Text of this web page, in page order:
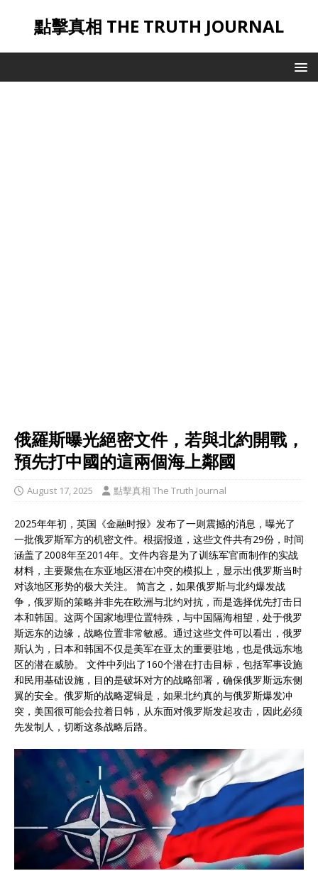
點擊真相 THE TRUTH JOURNAL
俄羅斯曝光絕密文件，若與北約開戰，
預先打中國的這兩個海上鄰國
August 17, 2025 點擊真相 The Truth Journal
2025年年初，英国《金融时报》发布了一则震撼的消息，曝光了
一批俄罗斯军方的机密文件。根据报道，这些文件共有29份，时间
涵盖了2008年至2014年。文件内容是为了训练军官而制作的实战
材料，主要聚焦在东亚地区潜在冲突的模拟上，显示出俄罗斯当时
对该地区形势的极大关注。 简言之，如果俄罗斯与北约爆发战
争，俄罗斯的策略并非先在欧洲与北约对抗，而是选择优先打击日
本和韩国。这两个国家地理位置特殊，与中国隔海相望，处于俄罗
斯远东的边缘，战略位置非常敏感。通过这些文件可以看出，俄罗
斯认为，日本和韩国不仅是美军在亚太的重要驻地，也是俄远东地
区的潜在威胁。 文件中列出了160个潜在打击目标，包括军事设施
和民用基础设施，目的是破坏对方的战略部署，确保俄罗斯远东侧
翼的安全。俄罗斯的战略逻辑是，如果北约真的与俄罗斯爆发冲
突，美国很可能会拉着日韩，从东面对俄罗斯发起攻击，因此必须
先发制人，切断这条战略后路。